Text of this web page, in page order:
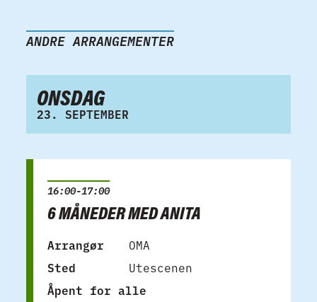
ANDRE ARRANGEMENTER
ONSDAG
23. SEPTEMBER
16:00-17:00
6 MÅNEDER MED ANITA
Arrangør
OMA
Sted
Utescenen
Åpent for alle